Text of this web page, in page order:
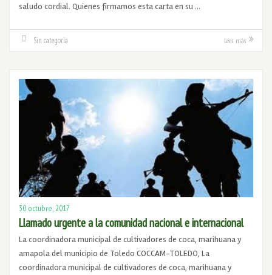
saludo cordial. Quienes firmamos esta carta en su …
Sin categoría Leer más
30 octubre, 2017
Llamado urgente a la comunidad nacional e internacional
La coordinadora municipal de cultivadores de coca, marihuana y
amapola del municipio de Toledo COCCAM-TOLEDO, La
coordinadora municipal de cultivadores de coca, marihuana y